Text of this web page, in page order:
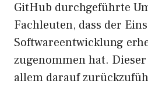
GitHub durchgeführte
Fachleuten, dass der
Softwareentwicklung
zugenommen hat.
allem darauf